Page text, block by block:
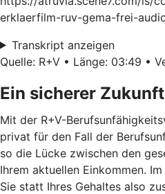
erklaerfilm-ruv-gema-frei-
Transkript anzeigen
Quelle: R+V • Länge: 03:49 •
Ein sicherer
Mit der R+V-
privat für den Fall der
so die Lücke zwischen den
Ihrem aktuellen Einkommen.
Sie statt Ihres Gehaltes also